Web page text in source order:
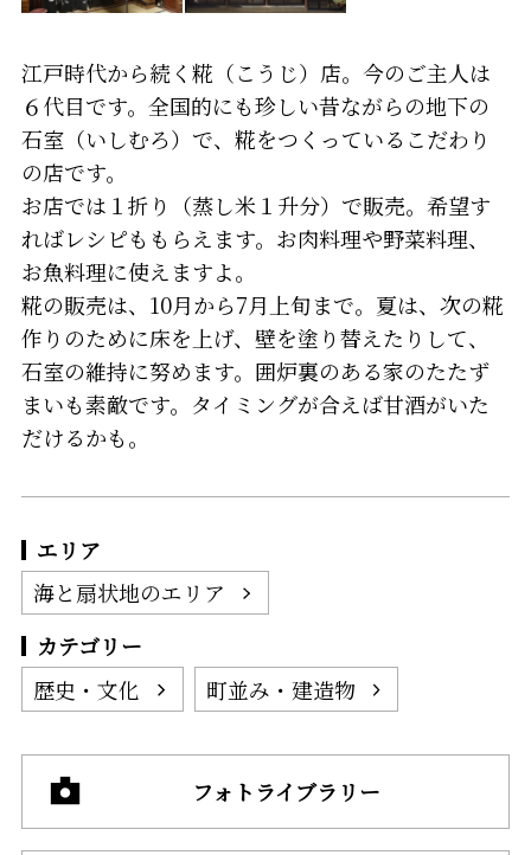
江戸時代から続く糀（こうじ）店。今のご主人は
６代目です。全国的にも珍しい昔ながらの地下の
石室（いしむろ）で、糀をつくっているこだわり
の店です。
お店では１折り（蒸し米１升分）で販売。希望す
ればレシピももらえます。お肉料理や野菜料理、
お魚料理に使えますよ。
糀の販売は、10月から7月上旬まで。夏は、次の糀
作りのために床を上げ、壁を塗り替えたりして、
石室の維持に努めます。囲炉裏のある家のたたず
まいも素敵です。タイミングが合えば甘酒がいた
だけるかも。
エリア
海と扇状地のエリア
カテゴリー
歴史・文化
町並み・建造物
フォトライブラリー